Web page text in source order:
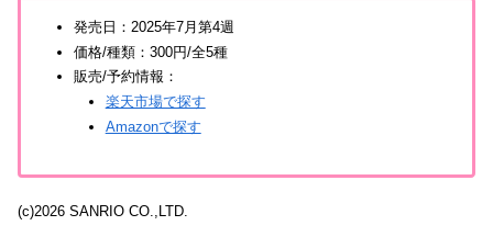
発売日：2025年7月第4週
価格/種類：300円/全5種
販売/予約情報：
楽天市場で探す
Amazonで探す
(c)2026 SANRIO CO.,LTD.